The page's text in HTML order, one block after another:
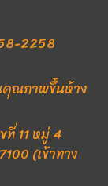
2258
คุณภาพขึ้นห้าง
ที่ 11 หมู่ 4
(เข้าทาง